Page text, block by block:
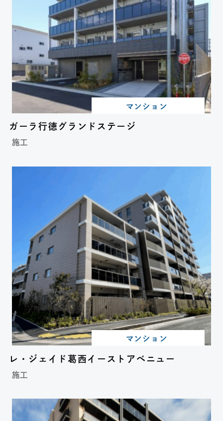
マンション
ガーラ行徳グランドステージ
施工
マンション
レ・ジェイド葛西イーストアベニュー
施工